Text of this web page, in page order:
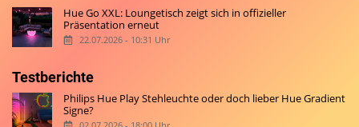
Hue Go XXL: Loungetisch zeigt sich in offizieller
Präsentation erneut
22.07.2026 - 10:31 Uhr
Testberichte
Philips Hue Play Stehleuchte oder doch lieber Hue Gradient
Signe?